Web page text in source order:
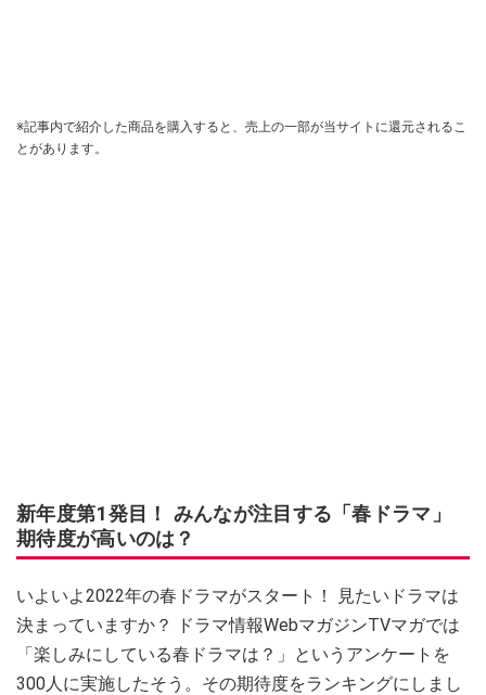
※記事内で紹介した商品を購入すると、売上の一部が当サイトに還元されるこ
とがあります。
新年度第1発目！ みんなが注目する「春ドラマ」
期待度が高いのは？
いよいよ2022年の春ドラマがスタート！ 見たいドラマは
決まっていますか？ ドラマ情報WebマガジンTVマガでは
「楽しみにしている春ドラマは？」というアンケートを
300人に実施したそう。その期待度をランキングにしまし